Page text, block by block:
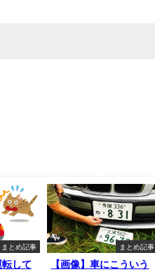
まとめ記事
転して
まとめ記事
【画像】車にこういう